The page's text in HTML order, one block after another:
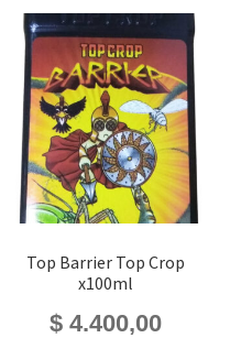
Top Barrier Top Crop
x100ml
$4.400,00